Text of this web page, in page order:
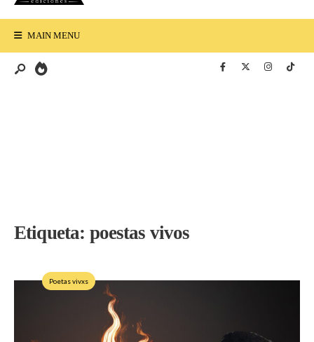
MAIN MENU
Etiqueta: poestas vivos
Poetas vivxs